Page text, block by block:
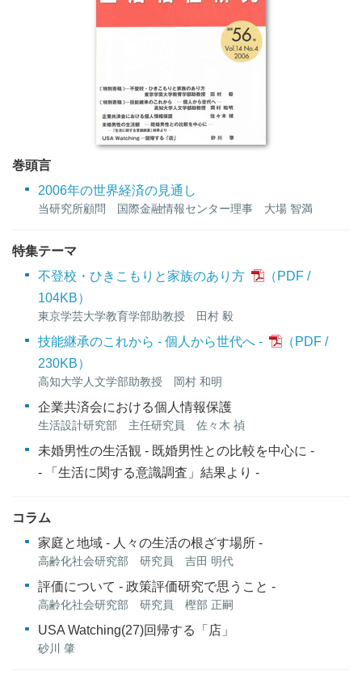
巻頭言
2006年の世界経済の見通し
当研究所顧問 国際金融情報センター理事 大場 智満
特集テーマ
不登校・ひきこもりと家族のあり方
104KB）
東京学芸大学教育学部助教授 田村 毅
技能継承のこれから - 個人から世代へ -
230KB）
高知大学人文学部助教授 岡村 和明
企業共済会における個人情報保護
生活設計研究部 主任研究員 佐々木 禎
未婚男性の生活観 - 既婚男性との比較を中心に -
- 「生活に関する意識調査」結果より -
コラム
家庭と地域 - 人々の生活の根ざす場所 -
高齢化社会研究部 研究員 吉田 明代
評価について - 政策評価研究で思うこと -
高齢化社会研究部 研究員 樫部 正嗣
USA Watching(27)回帰する「店」
砂川 肇